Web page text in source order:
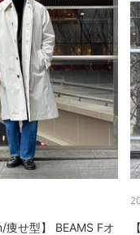
痩せ型】 BEAMS Fオ